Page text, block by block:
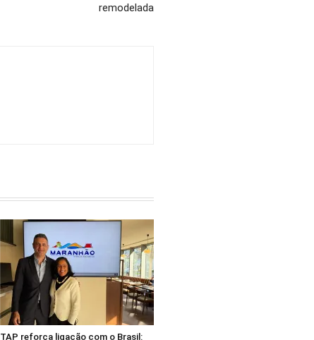
remodelada
TAP reforça ligação com o Brasil: